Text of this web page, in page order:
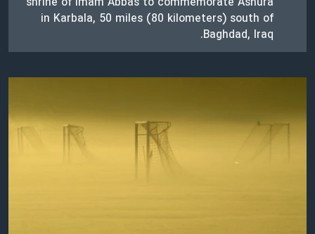
in Karbala, 50 miles (80 kilometers) south of
Baghdad, Iraq.